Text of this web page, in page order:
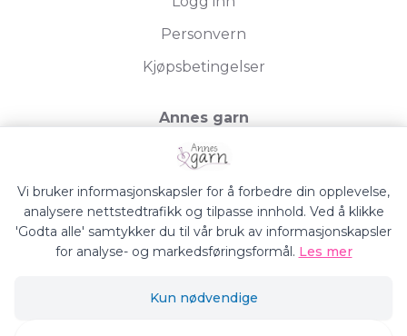
Personvern
Kjøpsbetingelser
Annes garn
Storgata 19, 2750 Gran
Org.nr. 994050613
Vi bruker informasjonskapsler for å forbedre din opplevelse,
analysere nettstedtrafikk og tilpasse innhold. Ved å klikke
'Godta alle' samtykker du til vår bruk av informasjonskapsler
for analyse- og markedsføringsformål. Les mer
Kun nødvendige